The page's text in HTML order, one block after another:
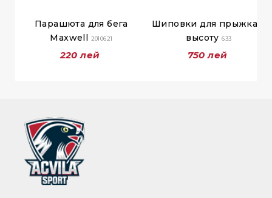
Парашюта для бега
Maxwell 2010621
220 лей
Шиповки для прыжка в
высоту633
750 лей